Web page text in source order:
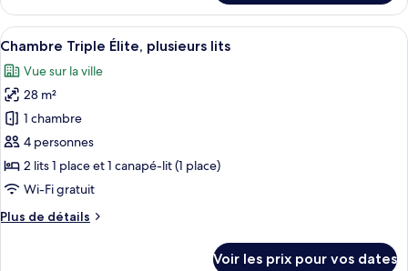
lits
jumeaux
le
type
de
Chambre
Confort
avec
lits
jumeaux
Afficher
toutes
les
photos
pour
ce
type
de
chambre :
Chambre
Une chambre d’hôtel avec deux
6
Chambre Triple Élite, plusieurs lits
Vue sur la ville
28 m²
1 chambre
4 personnes
2 lits 1 place et 1 canapé-lit (1 place)
Wi-Fi gratuit
Plus de détails
Plus
Voir les prix pour vos dates